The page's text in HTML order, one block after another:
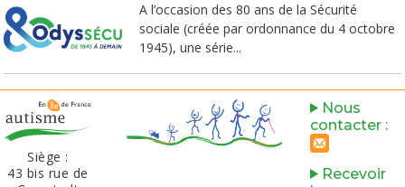
A l’occasion des 80 ans de la Sécurité
sociale (créée par ordonnance du 4 octobre
1945), une série...
Siège :
43 bis rue de
Nous
contacter :
Recevoir